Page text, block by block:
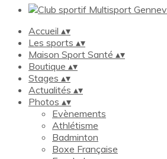
Accueil ▴▾
Les sports ▴▾
Maison Sport Santé ▴▾
Boutique ▴▾
Stages ▴▾
Actualités ▴▾
Photos ▴▾
Evènements
Athlétisme
Badminton
Boxe Française